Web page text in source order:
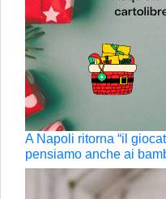
A Napoli ritorna “il
pensiamo anche ai